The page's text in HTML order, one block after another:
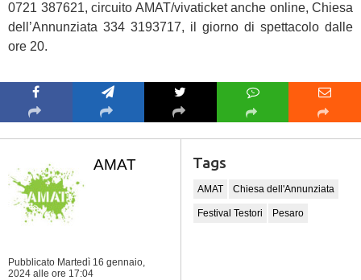
0721 387621, circuito AMAT/vivaticket anche online, Chiesa
dell’Annunziata 334 3193717, il giorno di spettacolo dalle
ore 20.
AMAT
Pubblicato Martedì 16 gennaio,
2024 alle ore 17:04
Tags
AMAT Chiesa dell'Annunziata
Festival Testori Pesaro